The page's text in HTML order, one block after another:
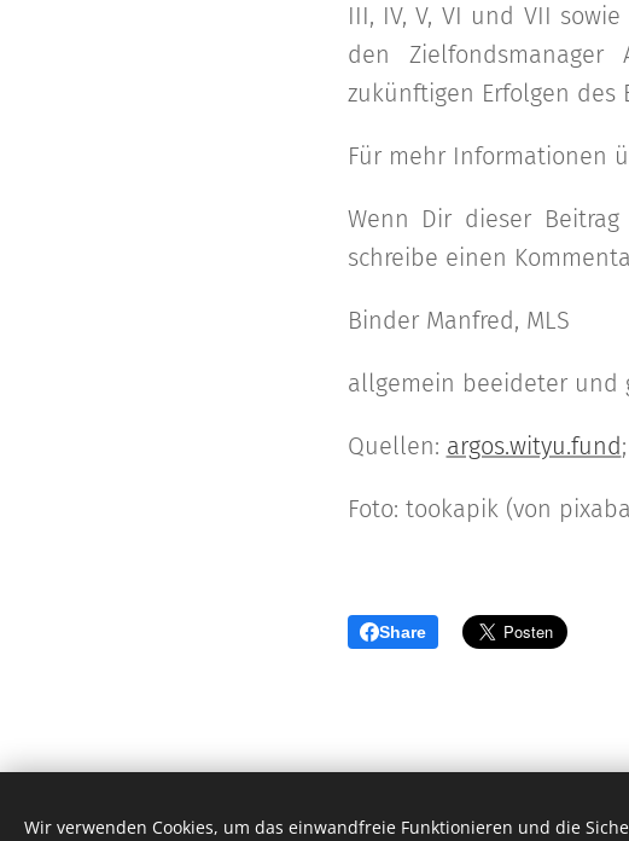
III, IV, V, VI und VII
den
zukünftigen Erfolgen
Für mehr Informationen
Wenn Dir dieser
schreibe einen
Binder Manfred, MLS
allgemein beeideter und
Quellen: argos.wityu.fund;
Foto: tookapik (von
Share
Wir verwenden Cookies, um das einwandfreie Funktionieren und die